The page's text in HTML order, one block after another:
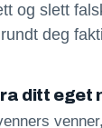
og slett
deg
ditt eget